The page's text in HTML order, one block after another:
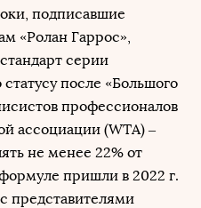
подписавшие
«Ролан Гаррос»,
серии
после «Большого
профессионалов
ассоциации (WTA) –
не менее 22% от
пришли в 2022 г.
представителями